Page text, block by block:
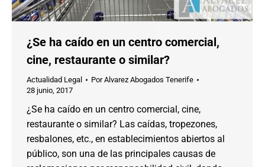
¿Se ha caído en un centro comercial,
cine, restaurante o similar?
Actualidad Legal PorAlvarez Abogados Tenerife
28 junio, 2017
¿Se ha caído en un centro comercial, cine,
restaurante o similar? Las caídas, tropezones,
resbalones, etc., en establecimientos abiertos al
público, son una de las principales causas de